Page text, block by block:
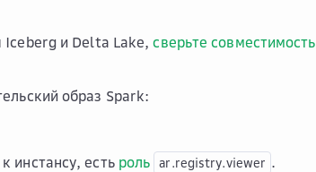
Iceberg и Delta Lake,сверьте совместимость
образ Spark:
инстансу, есть роль ar.registry.viewer .